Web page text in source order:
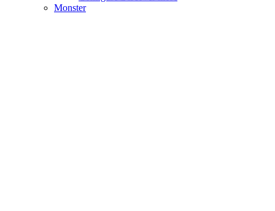
Monster